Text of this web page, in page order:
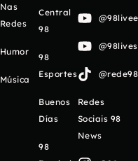
Nas
Redes
Humor
Música
Central
98
98
Esportes
Buenos
Días
98
Redes
Sociais 98
News